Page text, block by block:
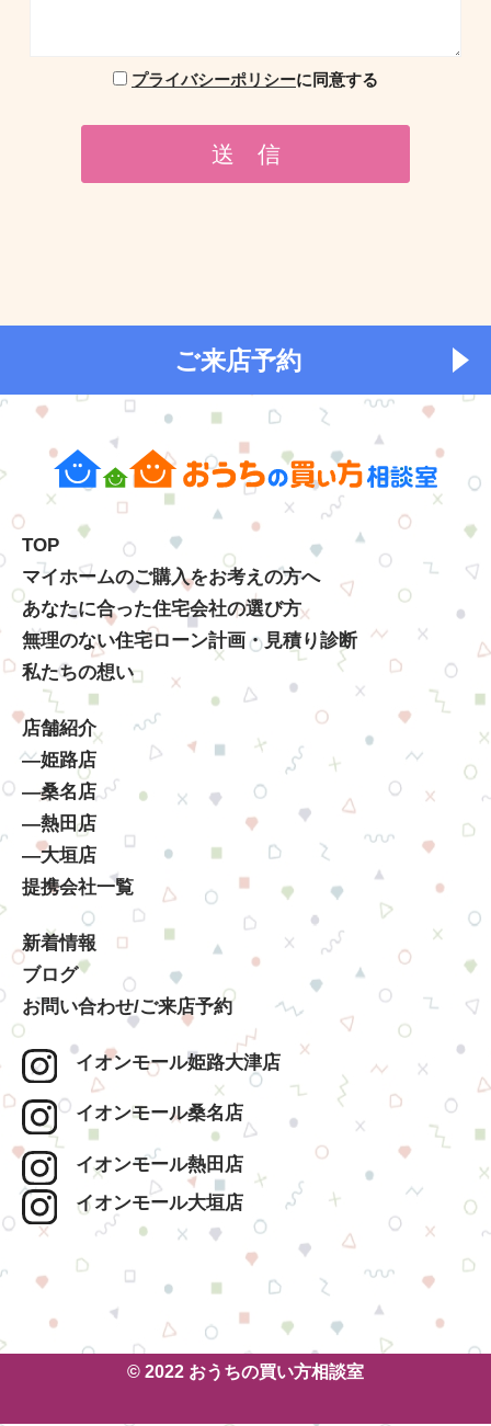
プライバシーポリシーに同意する
ご来店予約
TOP
マイホームのご購入をお考えの方へ
あなたに合った住宅会社の選び方
無理のない住宅ローン計画・見積り診断
私たちの想い
店舗紹介
―姫路店
―桑名店
―熱田店
―大垣店
提携会社一覧
新着情報
ブログ
お問い合わせ/ご来店予約
イオンモール姫路大津店
イオンモール桑名店
イオンモール熱田店
イオンモール大垣店
© 2022 おうちの買い方相談室